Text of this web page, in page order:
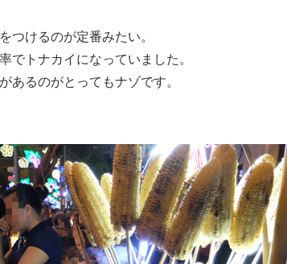
つけるのが定番みたい。
でトナカイになっていました。
あるのがとってもナゾです。